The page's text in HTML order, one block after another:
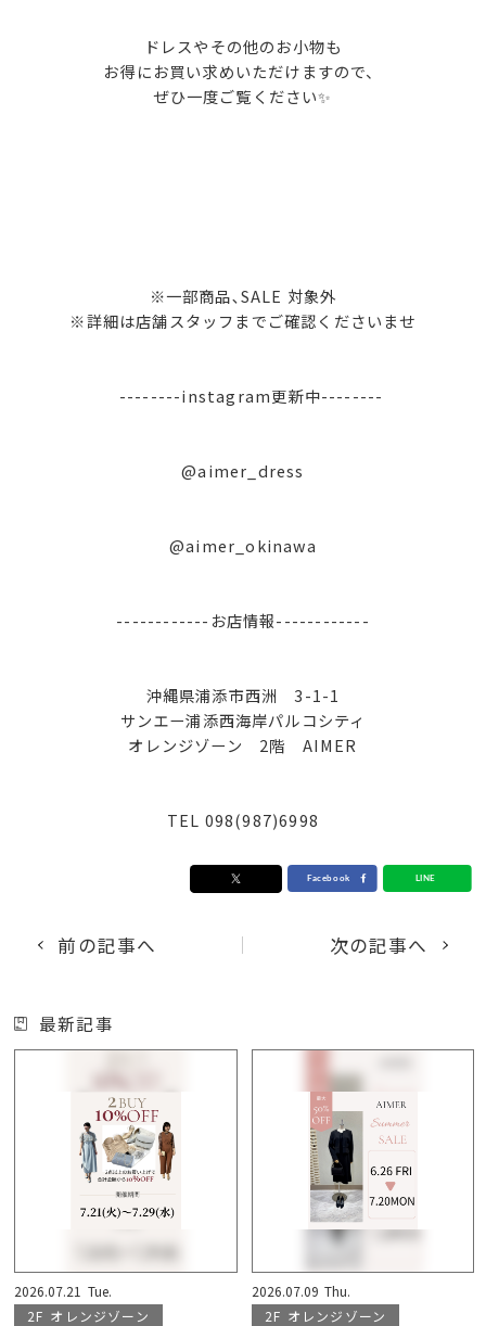
ドレスやその他のお小物も
お得にお買い求めいただけますので、
ぜひ一度ご覧ください✨
※一部商品､SALE 対象外
※詳細は店舗スタッフまでご確認くださいませ
--------instagram更新中--------
@aimer_dress
@aimer_okinawa
------------お店情報------------
沖縄県浦添市西洲 3-1-1
サンエー浦添西海岸パルコシティ
オレンジゾーン 2階 AIMER
TEL 098(987)6998
前の記事へ 次の記事へ
最新記事
2026.07.21 Tue.
2F オレンジゾーン
2026.07.09 Thu.
2F オレンジゾーン